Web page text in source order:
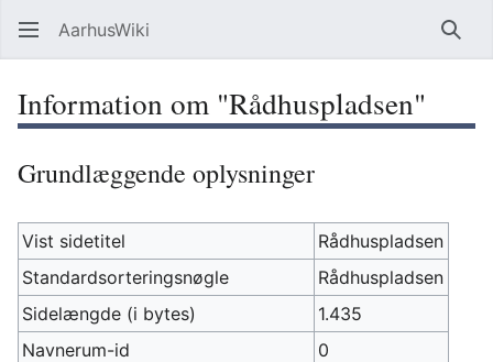
AarhusWiki Søg
Information om "Rådhuspladsen"
Grundlæggende oplysninger
Vist sidetitel
Rådhuspladsen
Standardsorteringsnøgle
Rådhuspladsen
Sidelængde (i bytes)
1.435
Navnerum-id
0